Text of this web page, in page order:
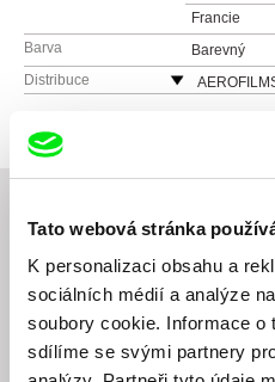
Tato webová stránka
K personalizaci obsahu a
sociálních médií a analýze
soubory cookie. Informace o
sdílíme se svými partnery
Francie
Barva
Barevný
Distribuce
tel: +420
Související filmy (20)